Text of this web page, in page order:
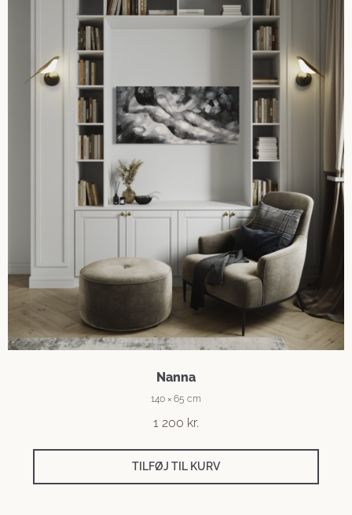
Nanna
140 × 65 cm
1 200 kr.
TILFØJ TIL KURV